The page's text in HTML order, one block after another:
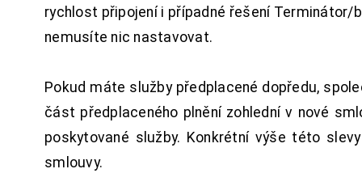
rychlost připojení i případné řešení Terminátor/
nemusíte nic nastavovat.
Pokud máte služby předplacené dopředu,
část předplaceného plnění zohlední v nové
poskytované služby. Konkrétní výše této
smlouvy.